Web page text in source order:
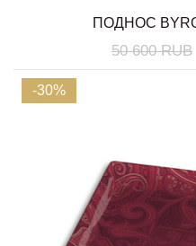
ПОДНОС
50 600 RUB
-30%